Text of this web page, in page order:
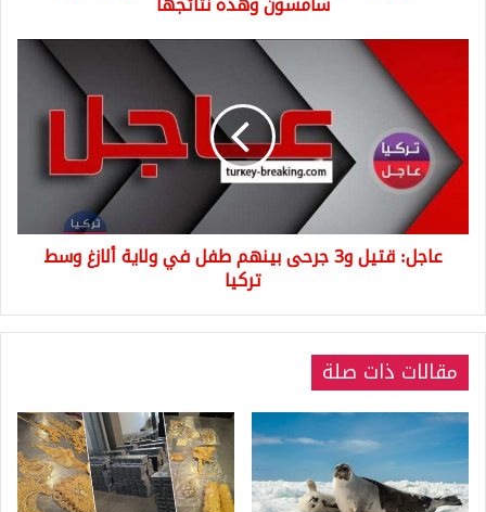
عاجل:
بينهم
طفل
في
ألازغ
وسط
عاجل: قتيل و3 جرحى بينهم طفل في ولاية ألازغ وسط
تركيا
مقالات ذات صلة